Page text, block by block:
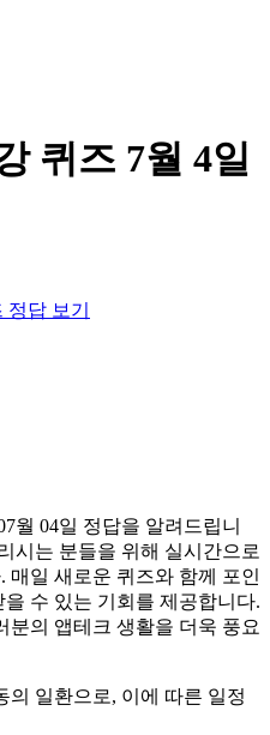
퀴즈 7월 4일
정답 보기
월 04일 정답을 알려드립니
시는 분들을 위해 실시간으로
매일 새로운 퀴즈와 함께 포인
수 있는 기회를 제공합니다.
분의 앱테크 생활을 더욱 풍요
의 일환으로, 이에 따른 일정